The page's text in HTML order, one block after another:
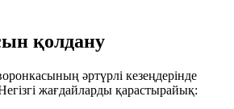
қолдану
әртүрлі кезеңдерінде
жағдайларды қарастырайық: